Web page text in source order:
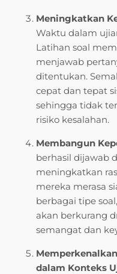
Meningkatkan
Waktu dalam
Latihan soal
menjawab
ditentukan.
cepat dan tepat
sehingga tidak
risiko kesalahan.
Membangun
berhasil dijawab
meningkatkan
mereka merasa
berbagai tipe
akan berkurang
semangat dan
dalam Konteks